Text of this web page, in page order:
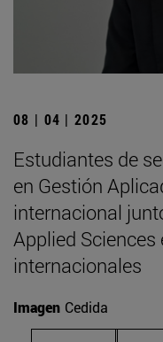
08 | 04 | 2025
Estudiantes de
en Gestión
internacional
Applied
internacionales
Imagen Cedida